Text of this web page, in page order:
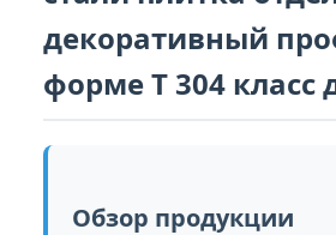
декоративный
форме Т 304 класс
Обзор продукции